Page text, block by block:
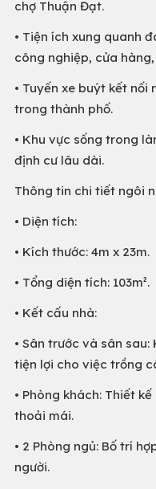
chợ Thuận Đạt.
• Tiện ích xung quanh
công nghiệp, cửa
• Tuyến xe buýt kết
trong thành phố.
• Khu vực sống trong
định cư lâu dài.
Thông tin chi tiết ngôi
• Diện tích:
• Kích thước: 4m x 23m.
• Tổng diện tích: 103m².
• Kết cấu nhà:
• Sân trước và sân
tiện lợi cho việc trồng
• Phòng khách: Thiết
thoải mái.
• 2 Phòng ngủ: Bố trí
người.